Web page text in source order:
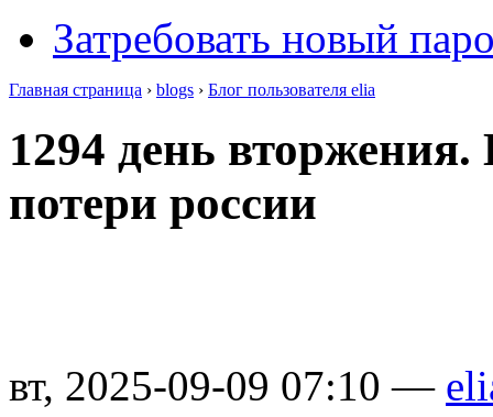
Затребовать новый
Главная страница › blogs › Блог пользователя elia
1294 день
потери россии
вт, 2025-09-09 07:10 —